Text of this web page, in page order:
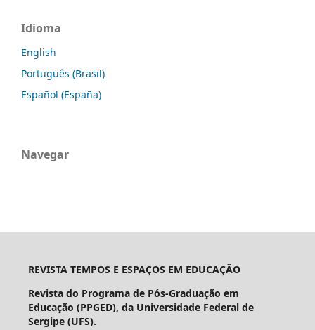
Idioma
English
Português (Brasil)
Español (España)
Navegar
REVISTA TEMPOS E ESPAÇOS EM EDUCAÇÃO
Revista do Programa de Pós-Graduação em
Educação (PPGED), da Universidade Federal de
Sergipe (UFS).